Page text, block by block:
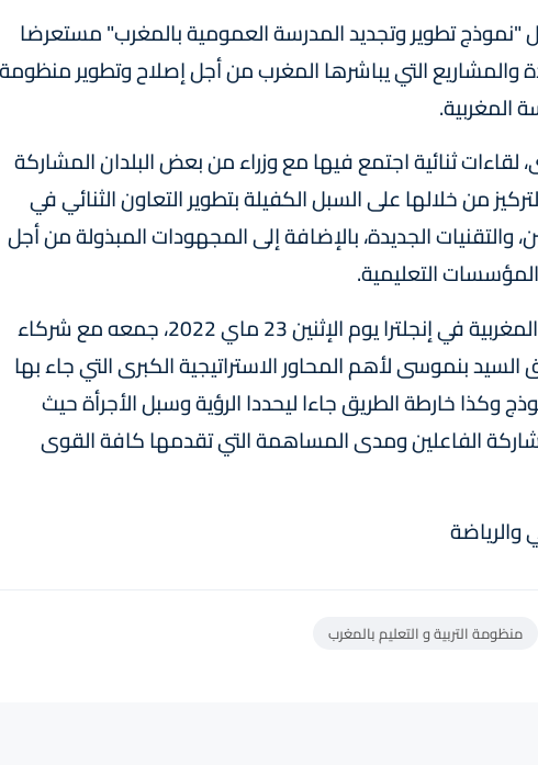
"نموذج تطوير وتجديد المدرسة العمومية بالمغرب" مستعرضا
والمشاريع التي يباشرها المغرب من أجل إصلاح وتطوير منظومة
المغربية.
ثنائية اجتمع فيها مع وزراء من بعض البلدان المشاركة
من خلالها على السبل الكفيلة بتطوير التعاون الثنائي في
والتقنيات الجديدة، بالإضافة إلى المجهودات المبذولة من أجل
التعليمية.
وخلال لقاء له تم تنظيمه بسفارة المملكة المغربية في إنجلترا يوم الإثنين 23 ماي 2022، جمعه مع شركاء
السيد بنموسى لأهم المحاور الاستراتيجية الكبرى التي جاء بها
وكذا خارطة الطريق جاءا ليحددا الرؤية وسبل الأجرأة حيث
الفاعلين ومدى المساهمة التي تقدمها كافة القوى
والرياضة
منظومة التربية و التعليم بالمغرب